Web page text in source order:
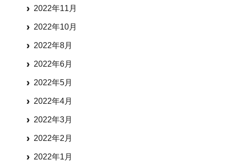
2022年11月
2022年10月
2022年8月
2022年6月
2022年5月
2022年4月
2022年3月
2022年2月
2022年1月